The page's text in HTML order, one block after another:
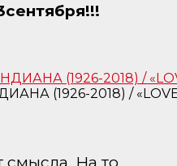
(1926-2018) / «LOVE
На то